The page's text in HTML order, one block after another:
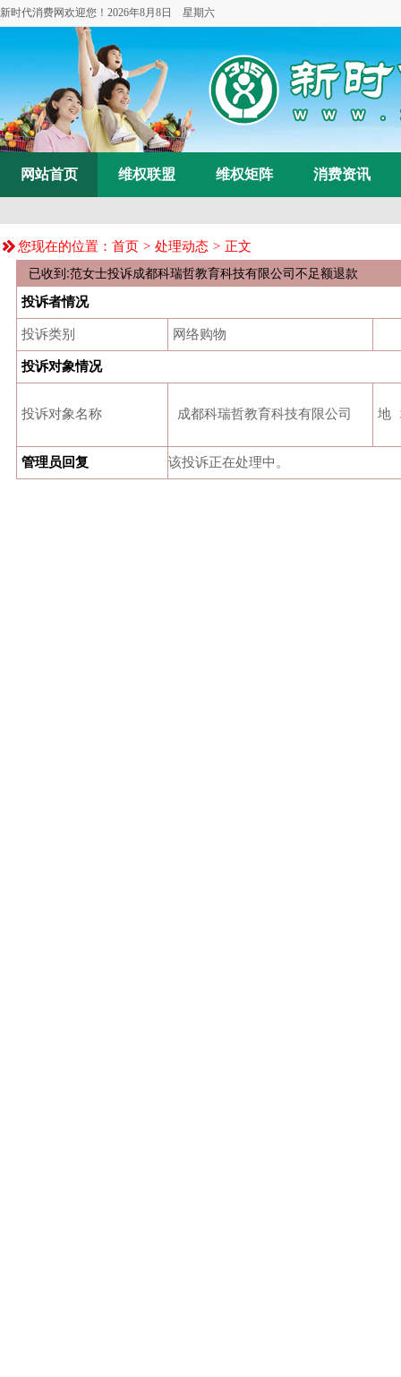
新时代消费网欢迎您！ 2026年8月8日 星期六
网站首页 维权联盟 维权矩阵 消费资讯
您现在的位置： 首页 > 处理动态 > 正文
已收到:范女士投诉成都科瑞哲教育科技有限公司不足额退款
投诉者情况
投诉类别 网络购物
投诉对象情况
投诉对象名称 成都科瑞哲教育科技有限公司 地
管理员回复 该投诉正在处理中。